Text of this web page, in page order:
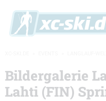
Bildergalerie
Lahti (FIN)